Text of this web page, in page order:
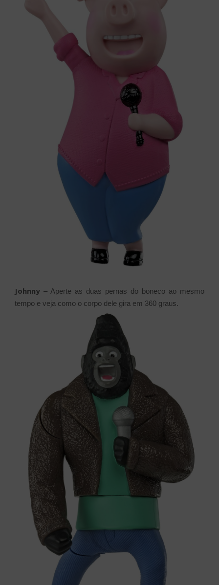
Johnny – Aperte as duas pernas do boneco ao mesmo
tempo e veja como o corpo dele gira em 360 graus.